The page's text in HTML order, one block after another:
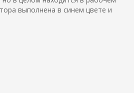
выполнена в синем цвете и